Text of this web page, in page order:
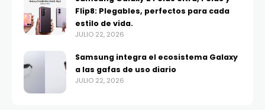
Flip8: Plegables, perfectos para cada
estilo de vida.
JULIO 22, 2026
Samsung integra el ecosistema Galaxy
a las gafas de uso diario
JULIO 22, 2026